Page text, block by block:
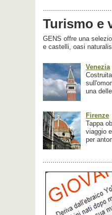
Turismo e
GENS offre una
e castelli, oasi
Venezia
una
Firenze
Tappa
viaggio
per